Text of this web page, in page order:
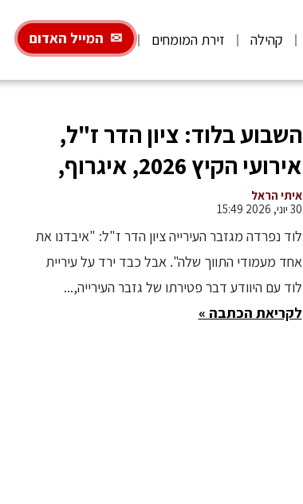
קהילה זירת המומחים המייל האדום
השבוע בלוד: ציון הדר ז"ל,
אירועי הקיץ 2026, איגרוף,
גלגיליות וגם בדמינטון
איתי הראל
30 יוני, 2026 15:49
לוד נפרדה מגזבר העירייה ציון הדר ז"ל: "איבדנו את
אחד מעמודי התווך שלה". אבל כבד ירד על עיריית
לוד עם היוודע דבר פטירתו של גזבר העירייה,...
לקריאת הכתבה »